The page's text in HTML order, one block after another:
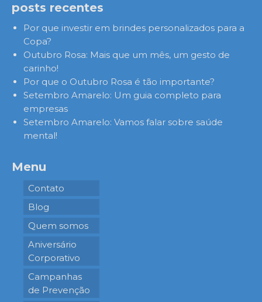
posts recentes
Por que investir em brindes personalizados para a
Copa?
Outubro Rosa: Mais que um mês, um gesto de
carinho!
Por que o Outubro Rosa é tão importante?
Setembro Amarelo: Um guia completo para
empresas
Setembro Amarelo: Vamos falar sobre saúde
mental!
Menu
Contato
Blog
Quem somos
Aniversário
Corporativo
Campanhas
de Prevenção